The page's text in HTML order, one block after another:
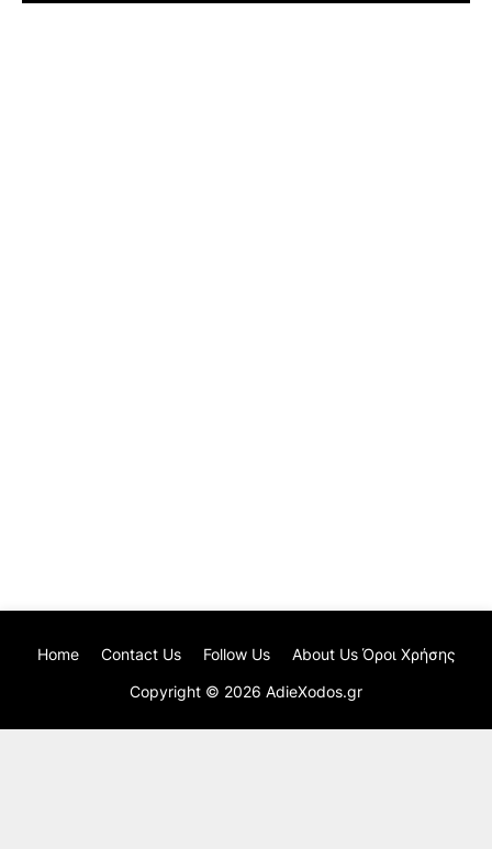
Copyright © 2026 AdieXodos.gr
Home Contact Us Follow Us About Us Όροι Χρήσης